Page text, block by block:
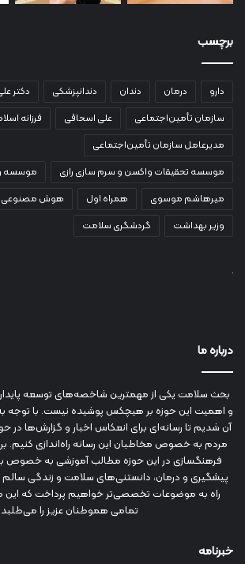
برچسب
دارو درمان دندان دندانپزشکی دکتر
سازمان تأمین‌اجتماعی
علی اسحاقی
فرزانه
مدیرعامل سازمان تأمین‌اجتماعی
موسسه تحقیقات واکسن و سرم سازی رازی
موسسه
میرهاشم موسوی
همراه اول هوش مصنوعی
وزیر بهداشت
گردشگری سلامت
درباره ما
بحث سلامت یکی از مهمترین شاخصه‌های توسعه
و اهمیت این حوزه بر هیچکس پوشیده نیست. با توجه
آن شدیم تا رسانه‌ای برای انعکاس اخبار و گزارش‌ها در
مردم به خصوص مخاطبان این رسانه راه‌اندازی کنیم.
فرهنگسازی در این حوزه مطالب آموزشی به
پیشگیری و درمان، دانستنی‌های سلامت و زندگی سالم
راه به موضوعات تخصصی‌تر خواهیم پرداخت که این
تمامی هموطنان عزیز را می‌طلبد.
خبرنامه